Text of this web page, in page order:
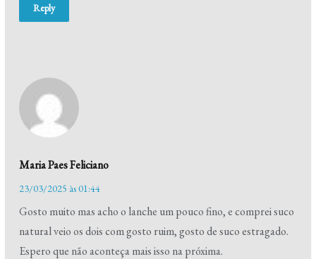
Reply
Maria Paes Feliciano
23/03/2025 às 01:44
Gosto muito mas acho o lanche um pouco fino, e comprei suco
natural veio os dois com gosto ruim, gosto de suco estragado.
Espero que não aconteça mais isso na próxima.